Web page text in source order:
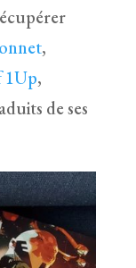
,
1Up,
de ses